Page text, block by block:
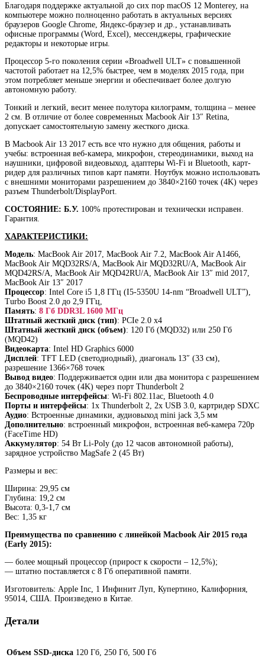
Благодаря поддержке актуальной до сих пор macOS 12 Monterey, на
компьютере можно полноценно работать в актуальных версиях
браузеров Google Chrome, Яндекс-браузер и др., устанавливать
офисные программы (Word, Excel), мессенджеры, графические
редакторы и некоторые игры.
Процессор 5-го поколения серии «Broadwell ULT» с повышенной
частотой работает на 12,5% быстрее, чем в моделях 2015 года, при
этом потребляет меньше энергии и обеспечивает более долгую
автономную работу.
Тонкий и легкий, весит менее полутора килограмм, толщина – менее
2 см. В отличие от более современных Macbook Air 13″ Retina,
допускает самостоятельную замену жесткого диска.
В Macbook Air 13 2017 есть все что нужно для общения, работы и
учебы: встроенная веб-камера, микрофон, стереодинамики, выход на
наушники, цифровой видеовыход, адаптеры Wi-Fi и Bluetooth, карт-
ридер для различных типов карт памяти. Ноутбук можно использовать
с внешними мониторами разрешением до 3840×2160 точек (4K) через
разъем Thunderbolt/DisplayPort.
СОСТОЯНИЕ: Б.У. 100% протестирован и технически исправен.
Гарантия.
ХАРАКТЕРИСТИКИ:
Модель: MacBook Air 2017, MacBook Air 7.2, MacBook Air A1466,
MacBook Air MQD32RS/A, MacBook Air MQD32RU/A, MacBook Air
MQD42RS/A, MacBook Air MQD42RU/A, MacBook Air 13″ mid 2017,
MacBook Air 13″ 2017
Процессор: Intel Core i5 1,8 ГГц (I5-5350U 14-nm “Broadwell ULT”),
Turbo Boost 2.0 до 2,9 ГГц,
Память: 8 Гб DDR3L 1600 МГц
Штатный жесткий диск (тип): PCIe 2.0 x4
Штатный жесткий диск (объем): 120 Гб (MQD32) или 250 Гб
(MQD42)
Видеокарта: Intel HD Graphics 6000
Дисплей: TFT LED (светодиодный), диагональ 13″ (33 см),
разрешение 1366×768 точек
Вывод видео: Поддерживается один или два монитора с разрешением
до 3840×2160 точек (4K) через порт Thunderbolt 2
Беспроводные интерфейсы: Wi-Fi 802.11ac, Bluetooth 4.0
Порты и интерфейсы: 1x Thunderbolt 2, 2x USB 3.0, картридер SDXC
Аудио: Встроенные динамики, аудиовыход mini jack 3,5 мм
Дополнительно: встроенный микрофон, встроенная веб-камера 720p
(FaceTime HD)
Аккумулятор: 54 Вт Li-Poly (до 12 часов автономной работы),
зарядное устройство MagSafe 2 (45 Вт)
Размеры и вес:
Ширина: 29,95 см
Глубина: 19,2 см
Высота: 0,3-1,7 см
Вес: 1,35 кг
Преимущества по сравнению с линейкой Macbook Air 2015 года
(Early 2015):
— более мощный процессор (прирост к скорости – 12,5%);
— штатно поставляется с 8 Гб оперативной памяти.
Изготовитель: Apple Inc, 1 Инфинит Луп, Купертино, Калифорния,
95014, США. Произведено в Китае.
Детали
Объем SSD-диска 120 Гб, 250 Гб, 500 Гб